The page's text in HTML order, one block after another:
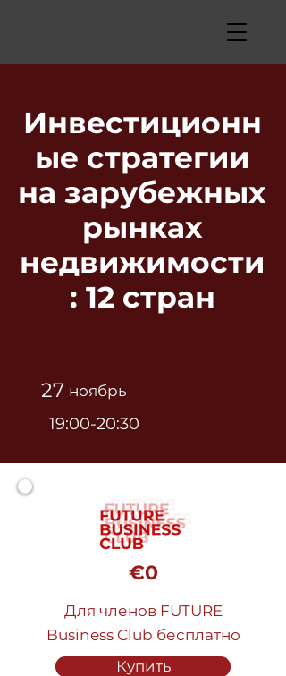
Инвестиционн
ые стратегии
на зарубежных
рынках
недвижимости
: 12 стран
27 ноябрь
19:00-20:30
€0
Для членов FUTURE
Business Club бесплатно
Купить